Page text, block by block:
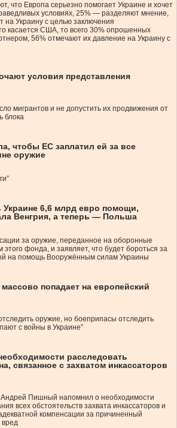
что Европа серьезно помогает Украине и хочет
условиях, 25% — разделяют мнение,
на Украину с целью заключения
касается США, то всего 30% опрошенных
56% отмечают их давление на Украину с
условия представления
мигрантов и не допустить их продвижения от
блока
чтобы ЕС заплатил ей за все
оружие
Украине 6,6 млрд евро помощи,
Венгрия, а теперь — Польша
за оружие, переданное на оборонные
фонда, и заявляет, что будет бороться за
на помощь Вооружённым силам Украины
попадает на европейский
оружие, но боеприпасы отследить
с войны в Украине”
расследовать
связанное с захватом инкассаторов
Андрей Пишный напомнил о необходимости
всех обстоятельств захвата инкассаторов и
компенсации за причиненный